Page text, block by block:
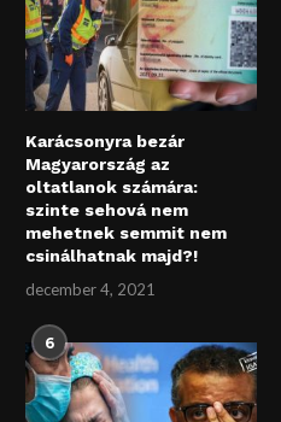
Karácsonyra bezár
Magyarország az
oltatlanok számára:
szinte sehová nem
mehetnek semmit nem
csinálhatnak majd?!
december 4, 2021
6